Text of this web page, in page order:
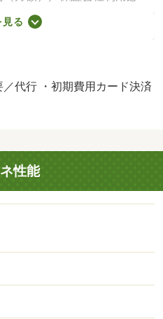
＋（月額保証料：月額賃料
年間保証料：０円～１００
月額１，９８０円（税込）
～１０，０００円（税込）
保証会社：【オリコ、あ
内洗濯置／シューズボック
／温水洗浄便座／エレベー
／駐輪場／宅配ボックス／
階／対面式キッチン／防犯
ト／保証人不要／ＣＳ／ネ
駅徒歩５分以内／駅徒歩１
／初期費用カード決済可／
スーパー）まで５００ｍ／
グセンター）まで４８８ｍ
る
代行 ・初期費用カード決済
性能